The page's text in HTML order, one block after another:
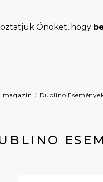
Önöket, hogy
magazin Dublino